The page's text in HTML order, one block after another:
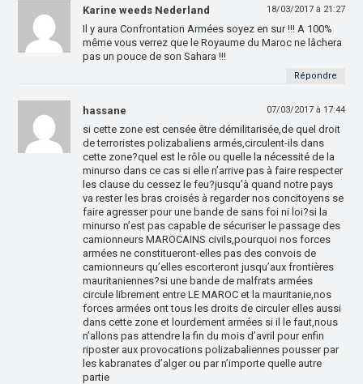
Karine weeds Nederland 18/03/2017 à 21:27
Il y aura Confrontation Armées soyez en sur !!! A 100%
même vous verrez que le Royaume du Maroc ne lâchera
pas un pouce de son Sahara !!!
Répondre
hassane 07/03/2017 à 17:44
si cette zone est censée être démilitarisée,de quel droit
de terroristes polizabaliens armés,circulent-ils dans
cette zone?quel est le rôle ou quelle la nécessité de la
minurso dans ce cas si elle n’arrive pas à faire respecter
les clause du cessez le feu?jusqu’à quand notre pays
va rester les bras croisés à regarder nos concitoyens se
faire agresser pour une bande de sans foi ni loi?si la
minurso n’est pas capable de sécuriser le passage des
camionneurs MAROCAINS civils,pourquoi nos forces
armées ne constitueront-elles pas des convois de
camionneurs qu’elles escorteront jusqu’aux frontières
mauritaniennes?si une bande de malfrats armées
circule librement entre LE MAROC et la mauritanie,nos
forces armées ont tous les droits de circuler elles aussi
dans cette zone et lourdement armées si il le faut,nous
n’allons pas attendre la fin du mois d’avril pour enfin
riposter aux provocations polizabaliennes pousser par
les kabranates d’alger ou par n’importe quelle autre
partie